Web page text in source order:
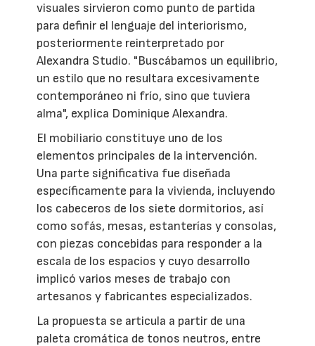
visuales sirvieron como punto de partida
para definir el lenguaje del interiorismo,
posteriormente reinterpretado por
Alexandra Studio. "Buscábamos un equilibrio,
un estilo que no resultara excesivamente
contemporáneo ni frío, sino que tuviera
alma", explica Dominique Alexandra.
El mobiliario constituye uno de los
elementos principales de la intervención.
Una parte significativa fue diseñada
específicamente para la vivienda, incluyendo
los cabeceros de los siete dormitorios, así
como sofás, mesas, estanterías y consolas,
con piezas concebidas para responder a la
escala de los espacios y cuyo desarrollo
implicó varios meses de trabajo con
artesanos y fabricantes especializados.
La propuesta se articula a partir de una
paleta cromática de tonos neutros, entre